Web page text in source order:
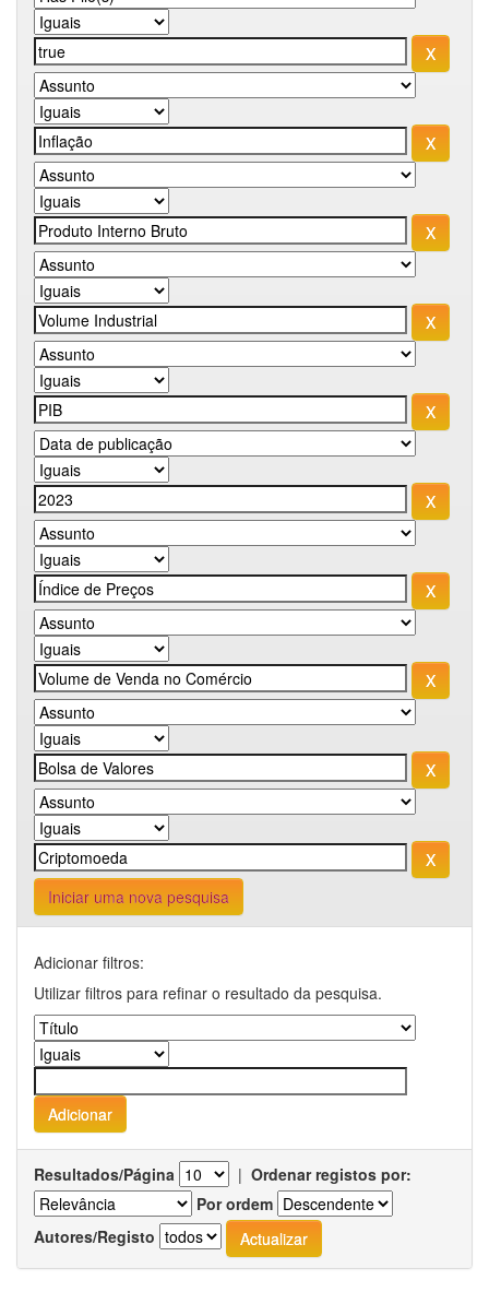
Iniciar uma nova pesquisa
Adicionar filtros:
Utilizar filtros para refinar o resultado da pesquisa.
Resultados/Página | Ordenar registos por:
Por ordem
Autores/Registo